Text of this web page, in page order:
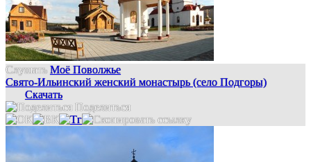
Слушать Моё Поволжье
Свято-Ильинский женский монастырь (село Подгоры)
Скачать
Поделиться